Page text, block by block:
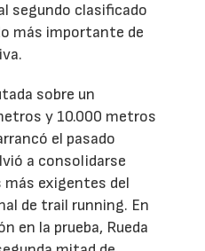
segundo clasificado
más importante de
sobre un
y 10.000 metros
el pasado
a consolidarse
más exigentes del
de trail running. En
en la prueba, Rueda